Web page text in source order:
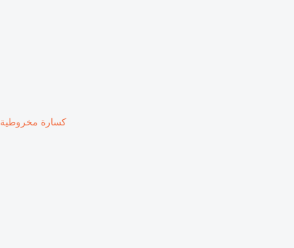
كسارة مخروطية Sandvik Used P300 Imapct Crusher